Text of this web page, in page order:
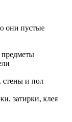
они пустые
стены и пол
затирки, клея